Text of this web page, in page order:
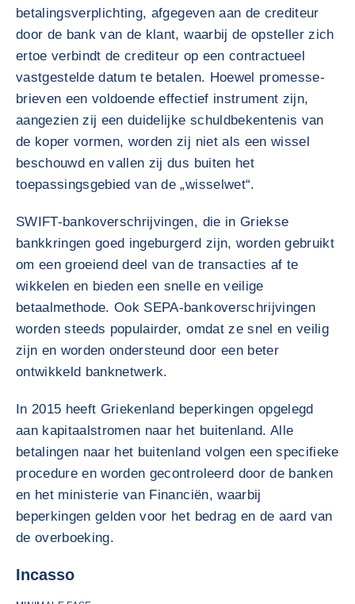
betalingsverplichting, afgegeven aan de crediteur
door de bank van de klant, waarbij de opsteller zich
ertoe verbindt de crediteur op een contractueel
vastgestelde datum te betalen. Hoewel promesse-
brieven een voldoende effectief instrument zijn,
aangezien zij een duidelijke schuldbekentenis van
de koper vormen, worden zij niet als een wissel
beschouwd en vallen zij dus buiten het
toepassingsgebied van de „wisselwet“.
SWIFT-bankoverschrijvingen, die in Griekse
bankkringen goed ingeburgerd zijn, worden gebruikt
om een groeiend deel van de transacties af te
wikkelen en bieden een snelle en veilige
betaalmethode. Ook SEPA-bankoverschrijvingen
worden steeds populairder, omdat ze snel en veilig
zijn en worden ondersteund door een beter
ontwikkeld banknetwerk.
In 2015 heeft Griekenland beperkingen opgelegd
aan kapitaalstromen naar het buitenland. Alle
betalingen naar het buitenland volgen een specifieke
procedure en worden gecontroleerd door de banken
en het ministerie van Financiën, waarbij
beperkingen gelden voor het bedrag en de aard van
de overboeking.
Incasso